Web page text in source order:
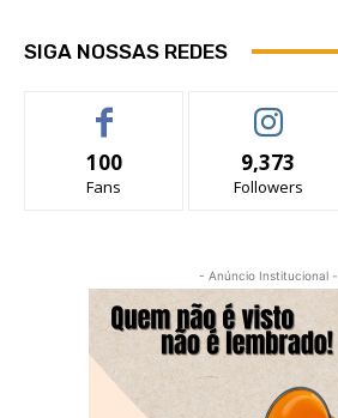
SIGA NOSSAS REDES
100
Fans
9,373
Followers
- Anúncio Institucional -